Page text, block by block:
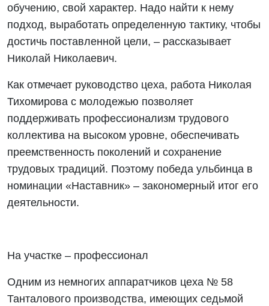
обучению, свой характер. Надо найти к нему
подход, выработать определенную тактику, чтобы
достичь поставленной цели, – рассказывает
Николай Николаевич.
Как отмечает руководство цеха, работа Николая
Тихомирова с молодежью позволяет
поддерживать профессионализм трудового
коллектива на высоком уровне, обеспечивать
преемственность поколений и сохранение
трудовых традиций. Поэтому победа ульбинца в
номинации «Наставник» – закономерный итог его
деятельности.
На участке – профессионал
Одним из немногих аппаратчиков цеха № 58
Танталового производства, имеющих седьмой